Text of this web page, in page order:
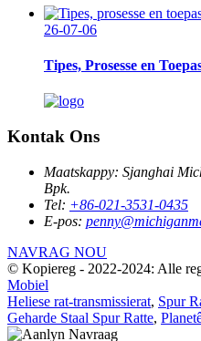
26-07-06
Tipes, Prosesse en
Kontak Ons
Maatskappy: Sjanghai
Bpk.
Tel: +86-021-3531-0435
E-pos:
NAVRAG NOU
© Kopiereg - 2022-2024: Alle
Mobiel
Heliese rat-transmissierat, Spur
Geharde Staal Spur Ratte,